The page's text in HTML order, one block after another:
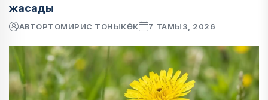
жасады
АВТОРТОМИРИС ТОНЫКӨК 7 ТАМЫЗ, 2026